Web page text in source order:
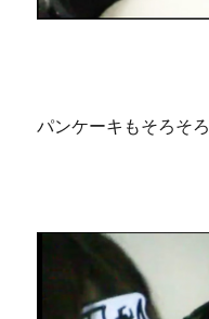
パンケーキもそろそろ